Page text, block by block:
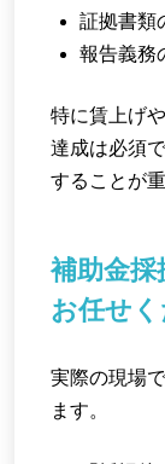
証拠書類
報告義務
特に賃上げ
達成は必須
することが重
補助金
お任せ
実際の現場
ます。